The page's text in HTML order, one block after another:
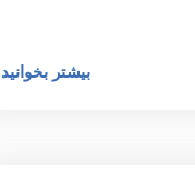
بیشتر بخوانید